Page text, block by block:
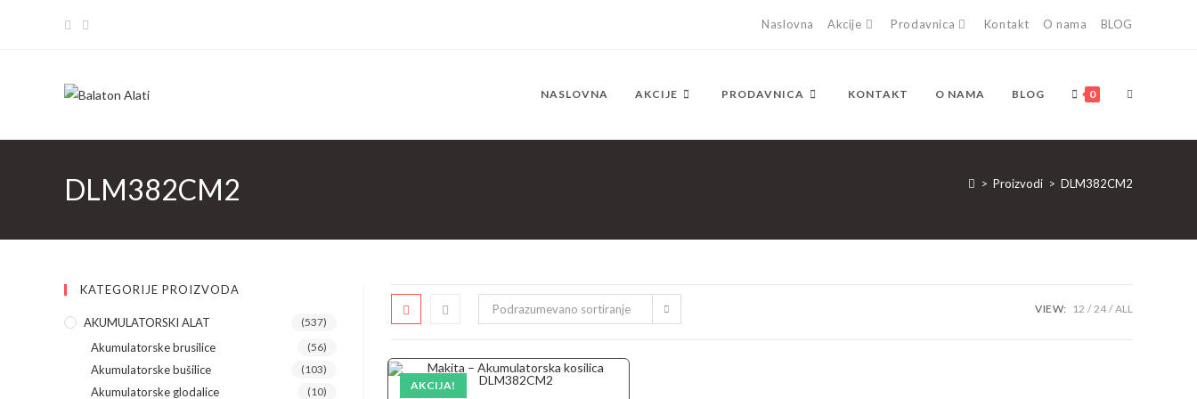
Naslovna Akcije Prodavnica Kontakt O nama BLOG
NASLOVNA AKCIJE PRODAVNICA KONTAKT O NAMA BLOG 0 TOGGLE
WEBSITE
DLM382CM2 > Proizvodi > DLM382CM2
Podrazumevano sortiranje VIEW: 12 24 ALL
AKCIJA!
KATEGORIJE PROIZVODA
AKUMULATORSKI ALAT (537)
Akumulatorske brusilice (56)
Akumulatorske bušilice (103)
Akumulatorske glodalice (10)